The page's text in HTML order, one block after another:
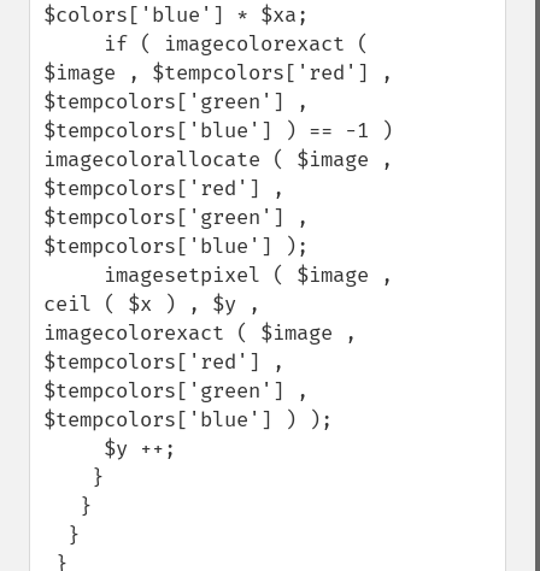
$colors['blue'] * $xa;
$image , $tempcolors['red'] ,
$tempcolors['green'] ,
$tempcolors['blue'] ) == -1 )
imagecolorallocate ( $image ,
$tempcolors['red'] ,
$tempcolors['green'] ,
$tempcolors['blue'] );
ceil ( $x ) , $y ,
imagecolorexact ( $image ,
$tempcolors['red'] ,
$tempcolors['green'] ,
$tempcolors['blue'] ) );